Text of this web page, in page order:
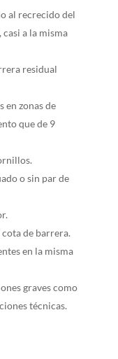
al recrecido del
casi a la misma
residual
en zonas de
que de 9
o sin par de
de barrera.
en la misma
graves como
técnicas.